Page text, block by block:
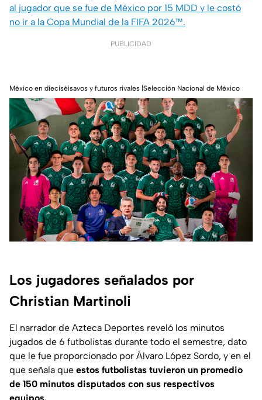
al jugador que se fue de México por 15 MDD y le costó
no ir a la Copa Mundial de la FIFA 2026™.
PUBLICIDAD
México en dieciséisavos y futuros rivales |Selección Nacional de México
Los jugadores señalados por
Christian Martinoli
El narrador de Azteca Deportes reveló los minutos
jugados de 6 futbolistas durante todo el semestre, dato
que le fue proporcionado por Álvaro López Sordo, y en el
que señala que estos futbolistas tuvieron un promedio
de 150 minutos disputados con sus respectivos